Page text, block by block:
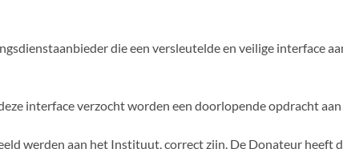
die een versleutelde en veilige interface
interface verzocht worden een doorlopende opdracht
werden aan het Instituut, correct zijn. De Donateur